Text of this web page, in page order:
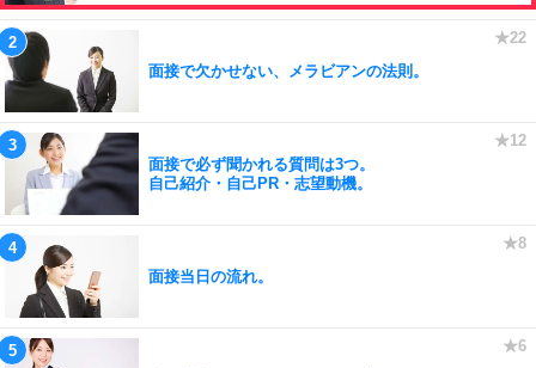
面接で欠かせない、メラビアンの法則。
面接で必ず聞かれる質問は3つ。
自己紹介・自己PR・志望動機。
面接当日の流れ。